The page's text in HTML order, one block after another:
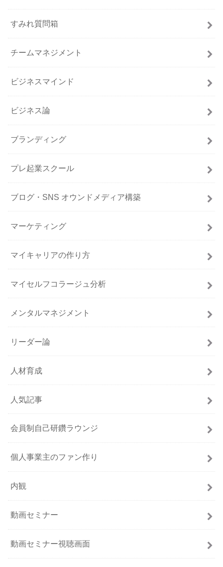
すみれ質問箱
チームマネジメント
ビジネスマインド
ビジネス論
ブランディング
プレ起業スクール
ブログ・SNS オウンドメディア構築
マーケティング
マイキャリアの作り方
マイセルフコラージュ分析
メンタルマネジメント
リーダー論
人材育成
人気記事
会員制自己研鑽ラウンジ
個人事業主のファン作り
内観
動画セミナー
動画セミナー視聴画面